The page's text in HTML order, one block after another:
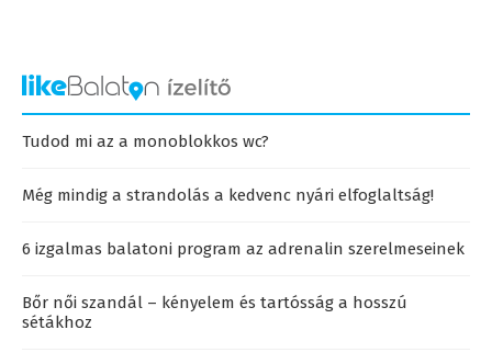
Tudod mi az a monoblokkos wc?
Még mindig a strandolás a kedvenc nyári elfoglaltság!
6 izgalmas balatoni program az adrenalin szerelmeseinek
Bőr női szandál – kényelem és tartósság a hosszú
sétákhoz